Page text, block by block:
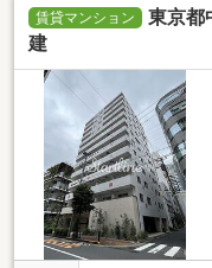
賃貸マンション
東京都
建